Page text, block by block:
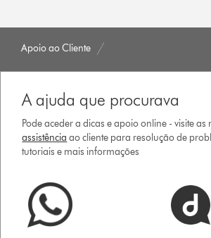
Apoio ao Cliente
A ajuda que procurava
Pode aceder a dicas e apoio online - visite as
assistência ao cliente para resolução de
tutoriais e mais informações